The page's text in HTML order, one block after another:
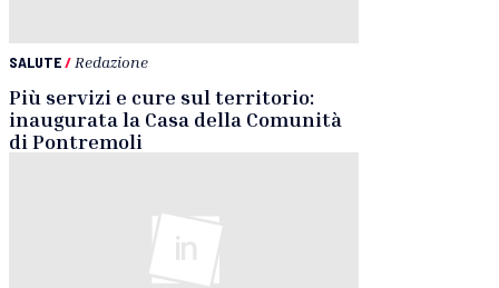
SALUTE/ Redazione
Più servizi e cure sul territorio:
inaugurata la Casa della Comunità
di Pontremoli